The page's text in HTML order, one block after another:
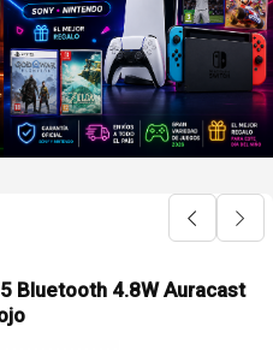
Bluetooth 4.8W Auracast